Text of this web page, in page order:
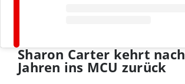
Sharon Carter kehrt
Jahren ins MCU zurück